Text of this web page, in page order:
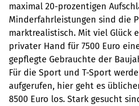
maximal 20-prozentigen
Minderfahrleistungen sind die
marktrealistisch. Mit viel Glück
privater Hand für 7500 Euro
gepflegte Gebrauchte der
Für die Sport und T-Sport
aufgerufen, hier geht es
8500 Euro los. Stark gesucht